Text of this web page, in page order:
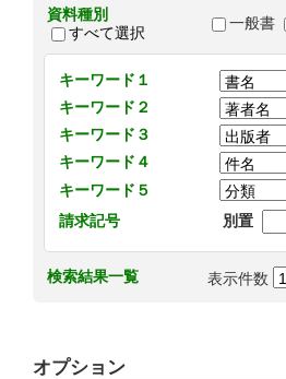
資料種別
すべて選択
一般書
キーワード１
キーワード２
キーワード３
キーワード４
キーワード５
請求記号
別置
検索結果一覧 表示件数
オプション